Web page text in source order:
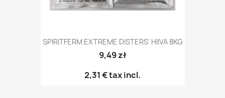
SPIRITFERM EXTREME DISTERS' HIIVA 8KG
9,49 zł
2,31 €tax incl.